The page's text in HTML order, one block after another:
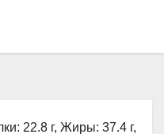
22.8 г, Жиры: 37.4 г,